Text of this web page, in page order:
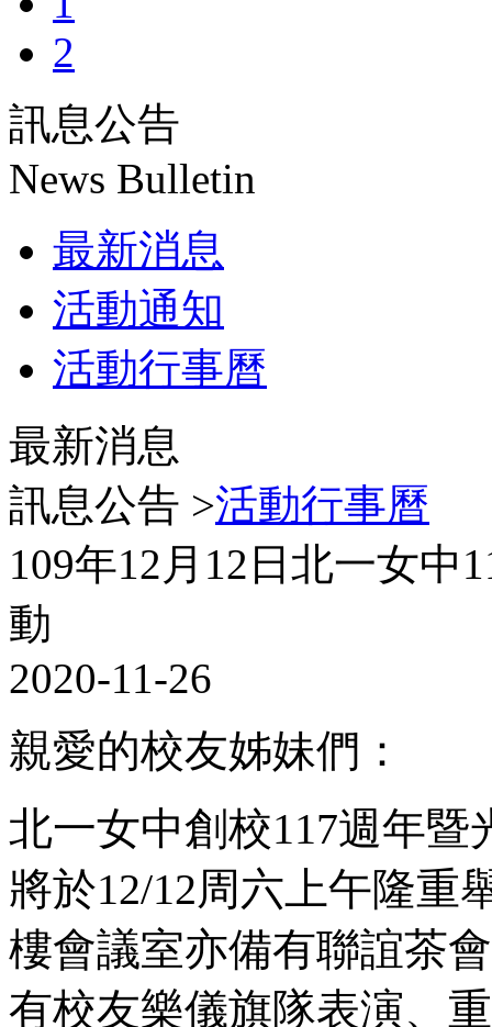
2
訊息公告
News Bulletin
最新消息
活動通知
活動行事曆
最新消息
訊息公告 >活動行事曆
109年12月12日北一女中
動
2020-11-26
親愛的校友姊妹們：
北一女中創校117週年
將於12/12周六上午隆重
樓會議室亦備有聯誼茶
有校友樂儀旗隊表演、